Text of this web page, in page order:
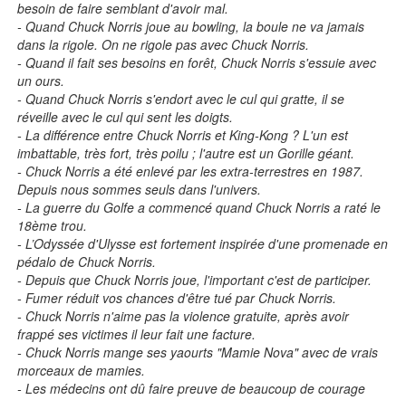
besoin de faire semblant d'avoir mal.
- Quand Chuck Norris joue au bowling, la boule ne va jamais
dans la rigole. On ne rigole pas avec Chuck Norris.
- Quand il fait ses besoins en forêt, Chuck Norris s'essuie avec
un ours.
- Quand Chuck Norris s'endort avec le cul qui gratte, il se
réveille avec le cul qui sent les doigts.
- La différence entre Chuck Norris et King-Kong ? L'un est
imbattable, très fort, très poilu ; l'autre est un Gorille géant.
- Chuck Norris a été enlevé par les extra-terrestres en 1987.
Depuis nous sommes seuls dans l'univers.
- La guerre du Golfe a commencé quand Chuck Norris a raté le
18ème trou.
- L’Odyssée d'Ulysse est fortement inspirée d'une promenade en
pédalo de Chuck Norris.
- Depuis que Chuck Norris joue, l'important c'est de participer.
- Fumer réduit vos chances d'être tué par Chuck Norris.
- Chuck Norris n'aime pas la violence gratuite, après avoir
frappé ses victimes il leur fait une facture.
- Chuck Norris mange ses yaourts "Mamie Nova" avec de vrais
morceaux de mamies.
- Les médecins ont dû faire preuve de beaucoup de courage